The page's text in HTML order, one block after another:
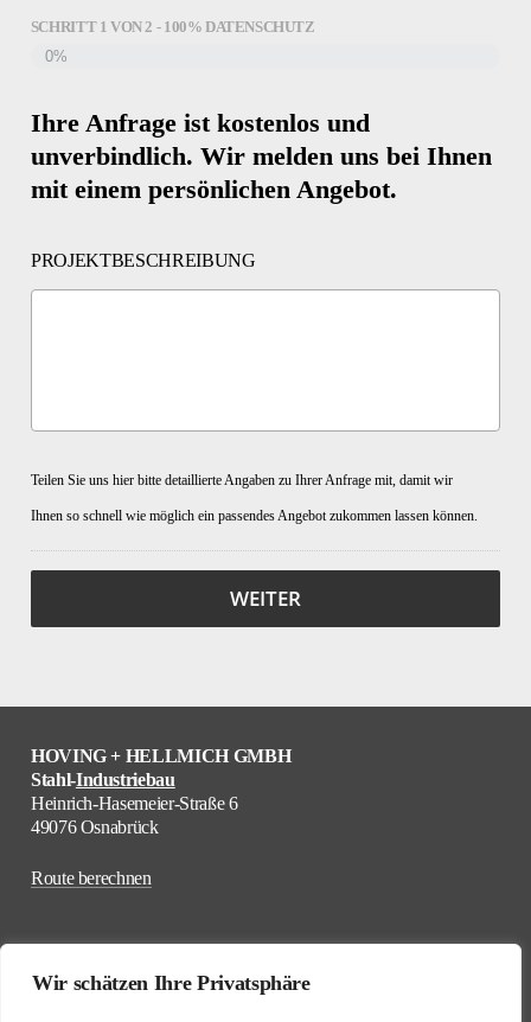
Wir schätzen Ihre Privatsphäre
SCHRITT 1 VON2 - 100% DATENSCHUTZ
0%
Ihre Anfrage ist kostenlos und
unverbindlich. Wir melden uns bei Ihnen
mit einem persönlichen Angebot.
PROJEKTBESCHREIBUNG
Teilen Sie uns hier bitte detaillierte Angaben zu Ihrer Anfrage mit, damit wir
Ihnen so schnell wie möglich ein passendes Angebot zukommen lassen können.
HOVING + HELLMICH GMBH
Stahl-Industriebau
Heinrich-Hasemeier-Straße 6
49076 Osnabrück
Route berechnen